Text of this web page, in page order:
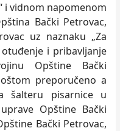
i vidnom napomenom
Bački Petrovac,
uz naznaku „Za
i pribavlјanje
Opštine Bački
preporučeno a
šalteru pisarnice u
Opštine Bački
Bački Petrovac,